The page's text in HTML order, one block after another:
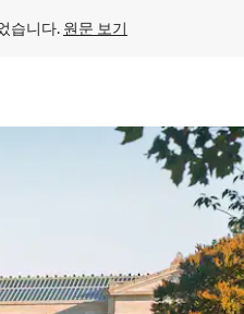
습니다. 원문 보기